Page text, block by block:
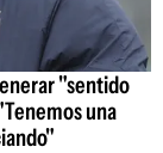
"sentido
una